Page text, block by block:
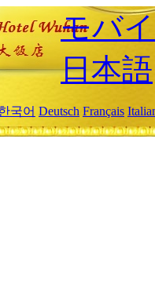
モバ
日本語
국어 Deutsch Français